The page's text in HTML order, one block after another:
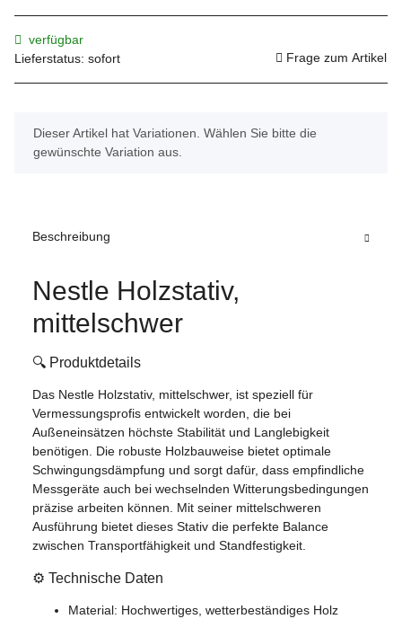
verfügbar
Lieferstatus: sofort
Frage zum Artikel
x
Dieser Artikel hat Variationen. Wählen Sie bitte die
gewünschte Variation aus.
Beschreibung
Nestle Holzstativ,
mittelschwer
🔍 Produktdetails
Das Nestle Holzstativ, mittelschwer, ist speziell für
Vermessungsprofis entwickelt worden, die bei
Außeneinsätzen höchste Stabilität und Langlebigkeit
benötigen. Die robuste Holzbauweise bietet optimale
Schwingungsdämpfung und sorgt dafür, dass empfindliche
Messgeräte auch bei wechselnden Witterungsbedingungen
präzise arbeiten können. Mit seiner mittelschweren
Ausführung bietet dieses Stativ die perfekte Balance
zwischen Transportfähigkeit und Standfestigkeit.
⚙️ Technische Daten
Material: Hochwertiges, wetterbeständiges Holz